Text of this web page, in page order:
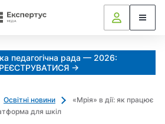
педагогічна рада — 2026:
→
Освітні новини
«Мрія» в дії: як працює
для шкіл